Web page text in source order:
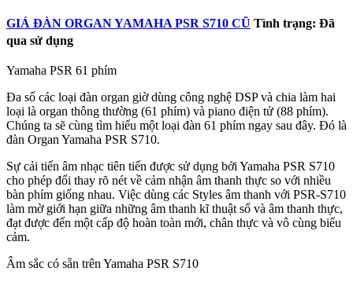
GIÁ ĐÀN ORGAN YAMAHA PSR S710 CŨ Tình trạng: Đã
qua sử dụng
Yamaha PSR 61 phím
Đa số các loại đàn organ giờ dùng công nghệ DSP và chia làm hai
loại là organ thông thường (61 phím) và piano điện tử (88 phím).
Chúng ta sẽ cùng tìm hiểu một loại đàn 61 phím ngay sau đây. Đó là
đàn Organ Yamaha PSR S710.
Sự cải tiến âm nhạc tiên tiến được sử dụng bởi Yamaha PSR S710
cho phép đổi thay rõ nét về cảm nhận âm thanh thực so với nhiều
bàn phím giống nhau. Việc dùng các Styles âm thanh với PSR-S710
làm mờ giới hạn giữa những âm thanh kĩ thuật số và âm thanh thực,
đạt được đến một cấp độ hoàn toàn mới, chân thực và vô cùng biểu
cảm.
Âm sắc có sẵn trên Yamaha PSR S710